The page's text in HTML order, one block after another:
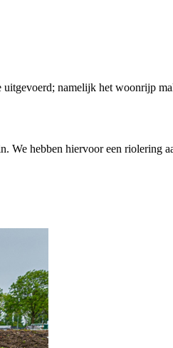
namelijk het woonrijp
We hebben hiervoor een riolering